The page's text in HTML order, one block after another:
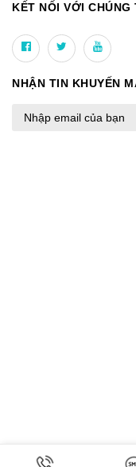
KẾT NỐI VỚI CHÚNG
NHẬN TIN KHUYẾN